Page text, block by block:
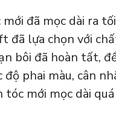
mới đã mọc dài ra
đã lựa chọn với
bôi đã hoàn tất,
độ phai màu, cân
tóc mới mọc dài